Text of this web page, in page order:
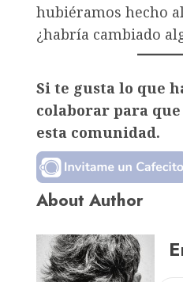
hubiéramos hecho
¿habría cambiado
Si te gusta lo que
colaborar para
esta comunidad.
About Author